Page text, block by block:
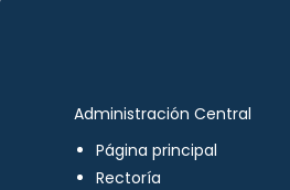
Administración Central
Página principal
Rectoría